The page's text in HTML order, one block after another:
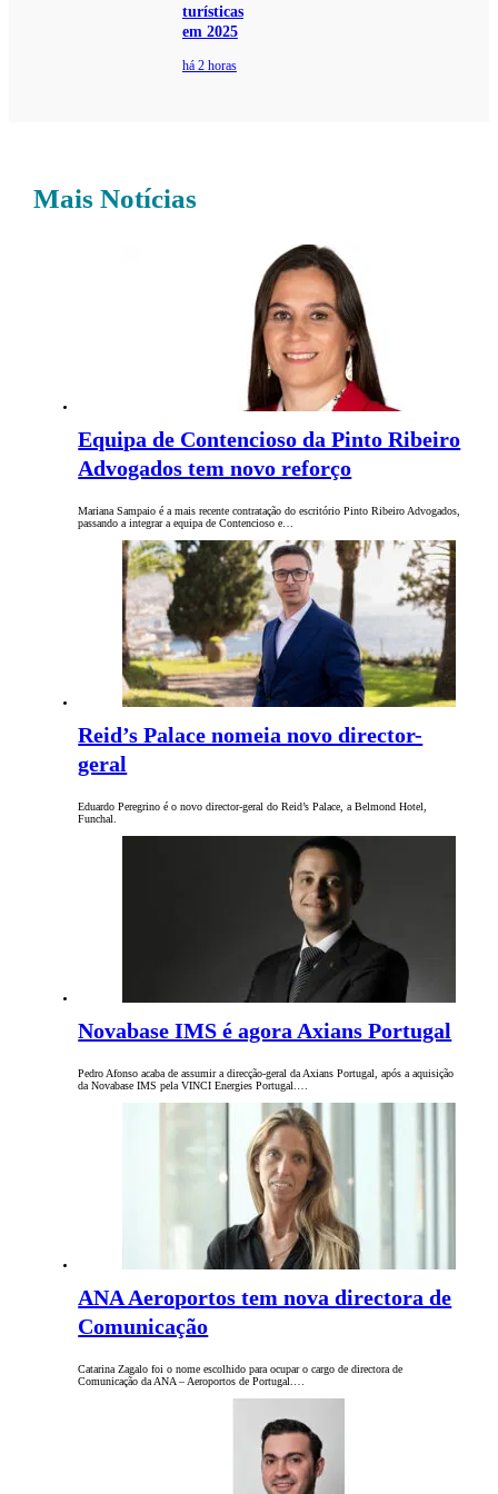
turísticas
em 2025
há 2 horas
Mais Notícias
Equipa de Contencioso da Pinto Ribeiro
Advogados tem novo reforço
Mariana Sampaio é a mais recente contratação do escritório Pinto Ribeiro Advogados,
passando a integrar a equipa de Contencioso e…
Reid’s Palace nomeia novo director-
geral
Eduardo Peregrino é o novo director-geral do Reid’s Palace, a Belmond Hotel,
Funchal.
Novabase IMS é agora Axians Portugal
Pedro Afonso acaba de assumir a direcção-geral da Axians Portugal, após a aquisição
da Novabase IMS pela VINCI Energies Portugal.…
ANA Aeroportos tem nova directora de
Comunicação
Catarina Zagalo foi o nome escolhido para ocupar o cargo de directora de
Comunicação da ANA – Aeroportos de Portugal.…